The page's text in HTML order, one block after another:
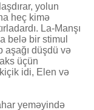
yolun
heç kimə
La-Manşı
belə bir stimul
aşağı düşdü və
üçün
idi, Elen və
yeməyində